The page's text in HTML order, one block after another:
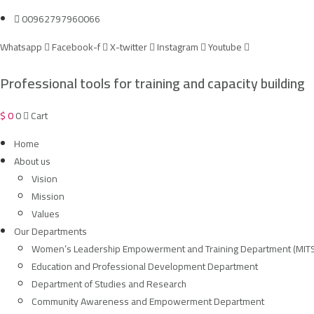
Skip
content
00962797960066
Whatsapp Facebook-f X-twitter Instagram Youtube
Professional tools for training and capacity building
$00 Cart
Home
About us
Vision
Mission
Values
Our Departments
Women’s Leadership Empowerment and Training Department
Education and Professional Development Department
Department of Studies and Research
Community Awareness and Empowerment Department